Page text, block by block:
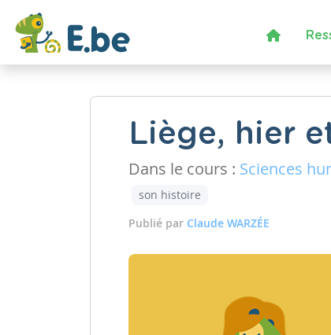
Liège, hier
Dans le cours : Sciences
son histoire
Publié par Claude WARZÉE